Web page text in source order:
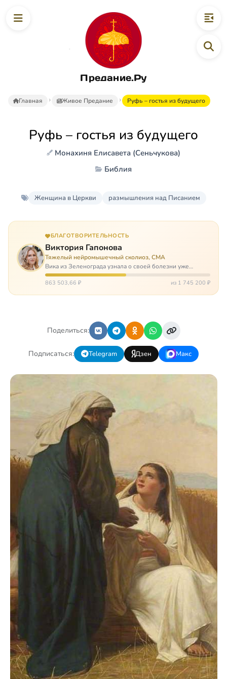
Предание.Ру
Главная Живое Предание Руфь – гостья из будущего
Руфь – гостья из будущего
Монахиня Елисавета (Сеньчукова)
Библия
Женщина в Церкви размышления над Писанием
БЛАГОТВОРИТЕЛЬНОСТЬ
Виктория Гапонова
Тяжелый нейромышечный сколиоз, СМА
Вика из Зеленограда узнала о своей болезни уже
будучи в сознательном возрасте. Ей пришлось
привыкать к инвалидной коляске и сильнейшему
863 503,66 ₽ из 1 745 200 ₽
Поделиться:
Подписаться: Telegram Дзен Макс